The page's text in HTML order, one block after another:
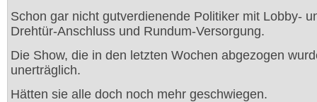
Schon gar nicht gutverdienende Politiker mit Lobby-
Drehtür-Anschluss und Rundum-Versorgung.
Die Show, die in den letzten Wochen abgezogen
unerträglich.
Hätten sie alle doch noch mehr geschwiegen.